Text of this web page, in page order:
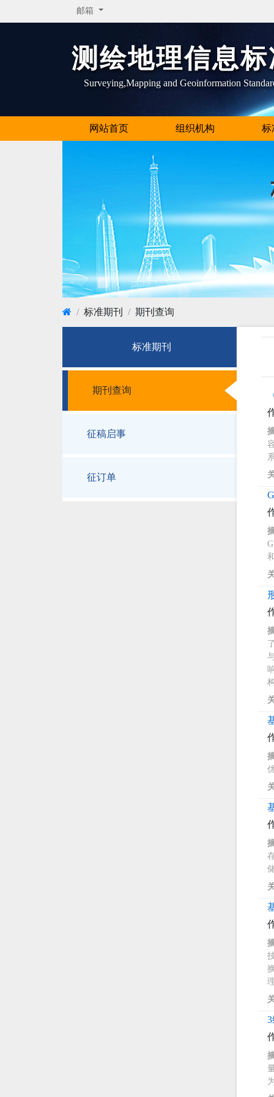
邮箱
测绘地理信息
Surveying,Mapping and Geoinformation
网站首页 组织机构 标
标准期刊 期刊查询
标准期刊
期刊查询
征稿启事
征订单